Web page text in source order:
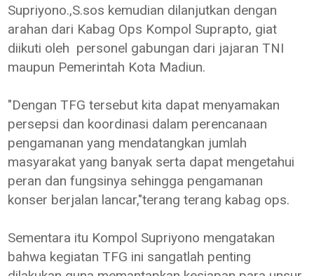
Supriyono.,S.sos kemudian dilanjutkan dengan
arahan dari Kabag Ops Kompol Suprapto, giat
diikuti oleh personel gabungan dari jajaran TNI
maupun Pemerintah Kota Madiun.
"Dengan TFG tersebut kita dapat menyamakan
persepsi dan koordinasi dalam perencanaan
pengamanan yang mendatangkan jumlah
masyarakat yang banyak serta dapat mengetahui
peran dan fungsinya sehingga pengamanan
konser berjalan lancar,"terang terang kabag ops.
Sementara itu Kompol Supriyono mengatakan
bahwa kegiatan TFG ini sangatlah penting